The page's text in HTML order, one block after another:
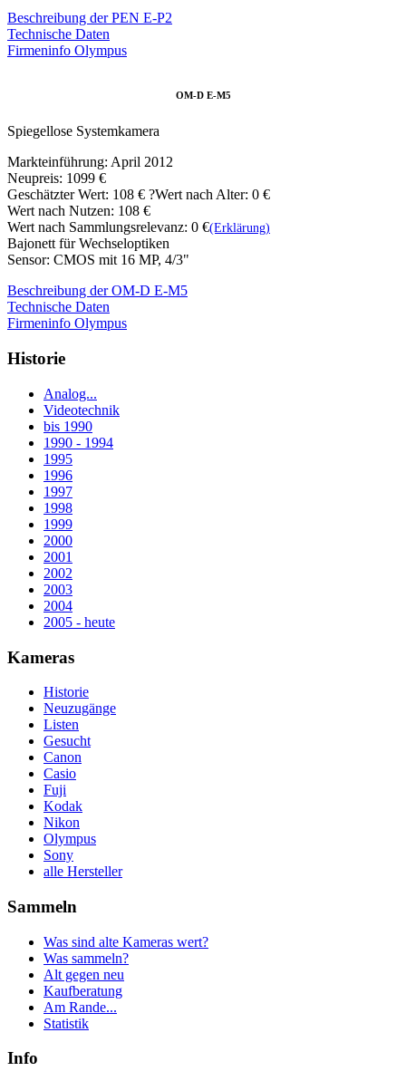
Beschreibung der PEN E-P2
Technische Daten
Firmeninfo Olympus
OM-D E-M5
Spiegellose Systemkamera
Markteinführung: April 2012
Neupreis: 1099 €
Geschätzter Wert: 108 € ?Wert nach Alter: 0 €
Wert nach Nutzen: 108 €
Wert nach Sammlungsrelevanz: 0 €(Erklärung)
Bajonett für Wechseloptiken
Sensor: CMOS mit 16 MP, 4/3"
Beschreibung der OM-D E-M5
Technische Daten
Firmeninfo Olympus
Historie
Analog...
Videotechnik
bis 1990
1990 - 1994
1995
1996
1997
1998
1999
2000
2001
2002
2003
2004
2005 - heute
Kameras
Historie
Neuzugänge
Listen
Gesucht
Canon
Casio
Fuji
Kodak
Nikon
Olympus
Sony
alle Hersteller
Sammeln
Was sind alte Kameras wert?
Was sammeln?
Alt gegen neu
Kaufberatung
Am Rande...
Statistik
Info